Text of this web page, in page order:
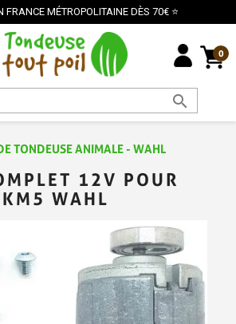
DÈS 70€ ⭐ PAIEMENT
0
search
TONDEUSE ANIMALE - WAHL
12V POUR
WAHL